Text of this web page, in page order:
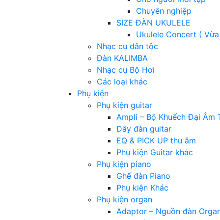
Chuyên nghiệp
SIZE ĐÀN UKULELE
Ukulele Concert ( Vừa
Nhạc cụ dân tộc
Đàn KALIMBA
Nhạc cụ Bộ Hơi
Các loại khác
Phụ kiện
Phụ kiện guitar
Ampli – Bộ Khuếch Đại Âm
Dây đàn guitar
EQ & PICK UP thu âm
Phụ kiện Guitar khác
Phụ kiện piano
Ghế đàn Piano
Phụ kiện Khác
Phụ kiện organ
Adaptor – Nguồn đàn